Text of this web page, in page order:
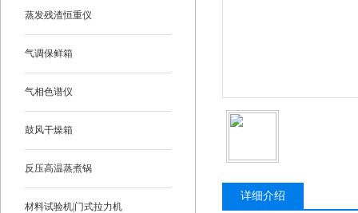
蒸发残渣恒重仪
气调保鲜箱
气相色谱仪
鼓风干燥箱
反压高温蒸煮锅
材料试验机|门式拉力机
详细介绍